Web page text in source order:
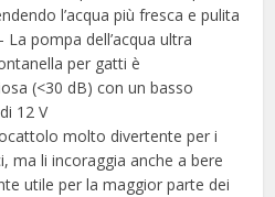
l’acqua più fresca e pulita
La pompa dell’acqua ultra
per gatti è
(<30 dB) con un basso
12 V
molto divertente per i
ma li incoraggia anche a bere
utile per la maggior parte dei